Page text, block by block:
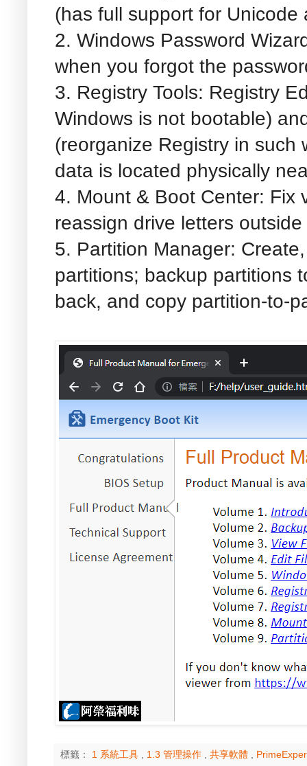
(has full support for Unicode
2. Windows Password
when you forgot the
3. Registry Tools: Registry
Windows is not bootable)
(reorganize Registry in such
data is located physically
4. Mount & Boot Center: Fix
reassign drive letters
5. Partition Manager:
partitions; backup partitions
back, and copy partition-to-
標籤： 1 系統工具 1.3 管理操作 共享軟體